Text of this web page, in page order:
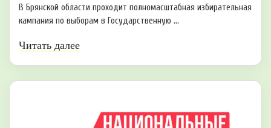
В Брянской области проходит полномасштабная избирательная
кампания по выборам в Государственную ...
Читать далее